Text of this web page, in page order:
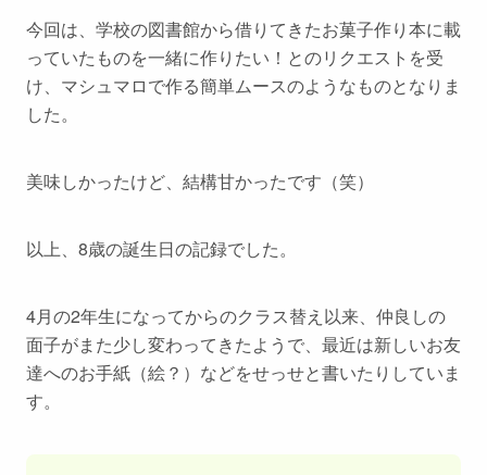
今回は、学校の図書館から借りてきたお菓子作り本に載
っていたものを一緒に作りたい！とのリクエストを受
け、マシュマロで作る簡単ムースのようなものとなりま
した。
美味しかったけど、結構甘かったです（笑）
以上、8歳の誕生日の記録でした。
4月の2年生になってからのクラス替え以来、仲良しの
面子がまた少し変わってきたようで、最近は新しいお友
達へのお手紙（絵？）などをせっせと書いたりしていま
す。